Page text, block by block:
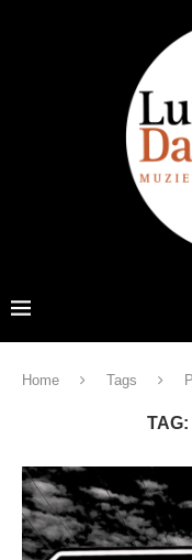
Home Tags
TAG: